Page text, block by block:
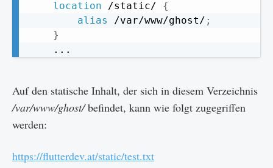
location /static/
{
alias
/var/www/ghost/ ;
}
Auf den statische Inhalt, der sich in diesem Verzeichnis
/var/www/ghost/befindet, kann wie folgt zugegriffen
werden:
https://flutterdev.at/static/test.txt